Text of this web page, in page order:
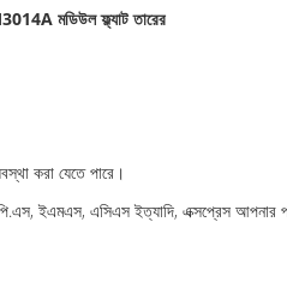
মডিউল ফ্ল্যাট তারের
করা যেতে পারে।
ইএমএস, এসিএস ইত্যাদি, এক্সপ্রেস আপনার